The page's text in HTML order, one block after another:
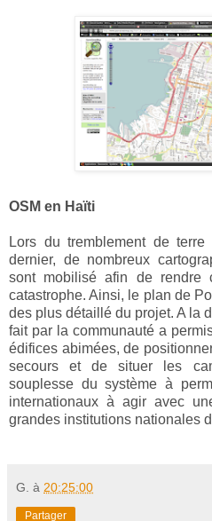
OSM en Haïti
Lors du tremblement de
dernier, de nombreux
sont mobilisé afin de
catastrophe. Ainsi, le plan de
des plus détaillé du projet. A la
fait par la communauté a
édifices abimées, de
secours et de situer les
souplesse du système à
internationaux à agir avec
grandes institutions nationales
G. à 20:25:00
Partager